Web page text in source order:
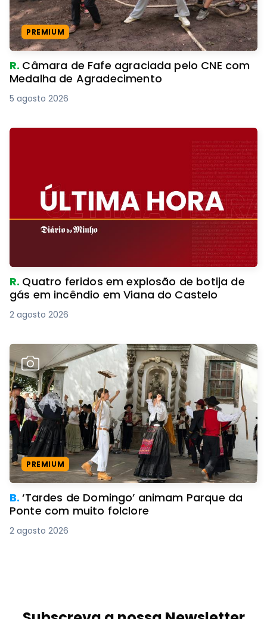
PREMIUM
R. Câmara de Fafe agraciada pelo CNE com
Medalha de Agradecimento
5 agosto 2026
R. Quatro feridos em explosão de botija de
gás em incêndio em Viana do Castelo
2 agosto 2026
PREMIUM
B.‘Tardes de Domingo’ animam Parque da
Ponte com muito folclore
2 agosto 2026